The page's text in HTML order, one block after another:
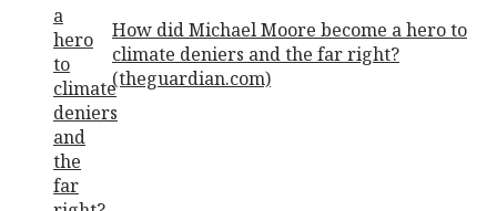
How did Michael Moore become a hero to
climate deniers and the far right?
(theguardian.com)